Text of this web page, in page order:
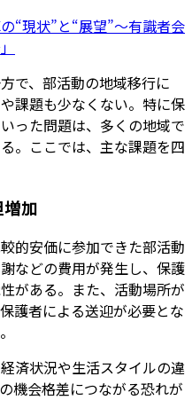
“現状”と“展望”〜有識者会
で、部活動の地域移行に
課題も少なくない。特に保
った問題は、多くの地域で
。ここでは、主な課題を四
加
的安価に参加できた部活動
などの費用が発生し、保護
がある。また、活動場所が
護者による送迎が必要とな
済状況や生活スタイルの違
機会格差につながる恐れが